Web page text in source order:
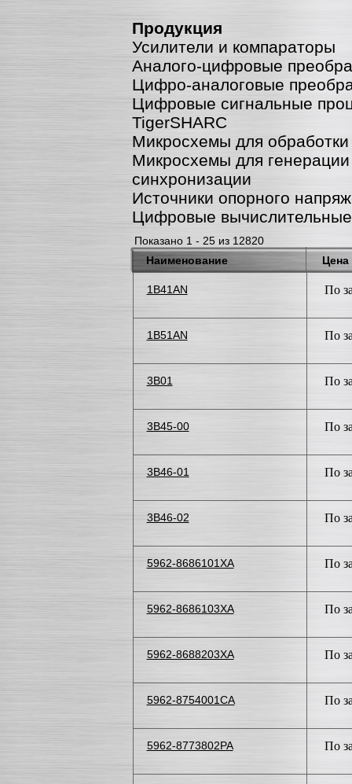
Продукция
Усилители и компараторы
Аналого-цифровые
Цифро-аналоговые
Цифровые сигнальные
TigerSHARC
Микросхемы для
Микросхемы для
синхронизации
Источники опорного
Цифровые
Показано 1 - 25 из 12820
Наименование
Цена
1B41AN По
1B51AN По
3B01 По
3B45-00 По
3B46-01 По
3B46-02 По
5962-8686101XA По
5962-8686103XA По
5962-8688203XA По
5962-8754001CA По
5962-8773802PA По